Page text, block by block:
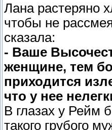
Лана растеряно
чтобы не
сказала:
- Ваше
женщине, тем
приходится
что у нее
В глазах у Рейм
такого грубого